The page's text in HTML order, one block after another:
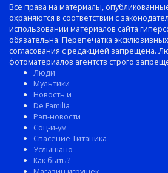
Все права на материалы,
охраняются в соответствии с
использовании материалов сайта
обязательна. Перепечатка
согласования с редакцией запрещена.
фотоматериалов агентств строго
Люди
Мультики
Новость и
De Familia
Рэп-новости
Соц-и-ум
Спасение Титаника
Услышано
Как быть?